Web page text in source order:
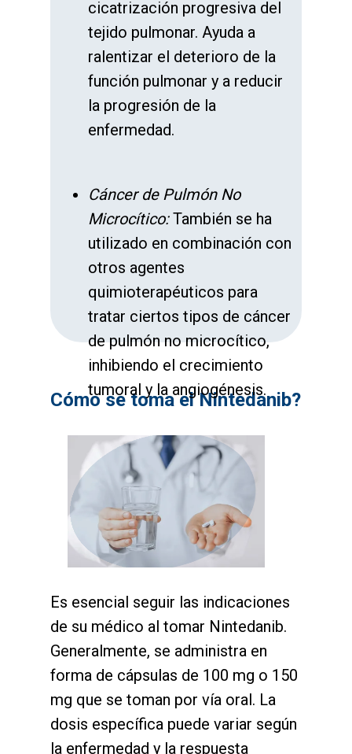
Cómo se toma el Nintedanib?
cicatrización progresiva del
tejido pulmonar. Ayuda a
ralentizar el deterioro de la
función pulmonar y a reducir
la progresión de la
enfermedad.
Cáncer de Pulmón No
Microcítico:También se ha
utilizado en combinación con
otros agentes
quimioterapéuticos para
tratar ciertos tipos de cáncer
de pulmón no microcítico,
inhibiendo el crecimiento
tumoral y la angiogénesis.
Es esencial seguir las indicaciones
de su médico al tomar Nintedanib.
Generalmente, se administra en
forma de cápsulas de 100 mg o 150
mg que se toman por vía oral. La
dosis específica puede variar según
la enfermedad y la respuesta